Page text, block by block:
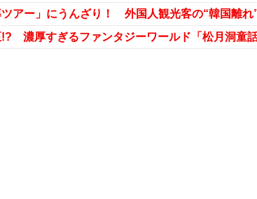
ツアー」にうんざり！ 外国人観光客の“韓国離
!? 濃厚すぎるファンタジーワールド「松月洞童話